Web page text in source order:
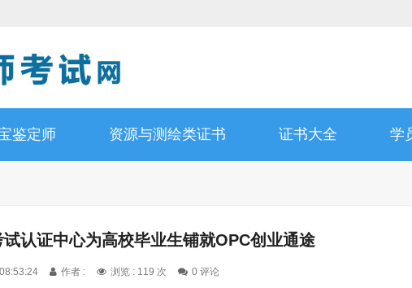
鉴定师 资源与测绘类证书 证书大全 学
认证中心为高校毕业生铺就OPC创业通途
作者 : 浏览 : 119 次 0 评论